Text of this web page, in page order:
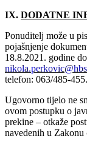
IX. DODATNE
Ponuditelj može u
pojašnjenje
18.8.2021‎. godine
telefon: 063/485-455.
Ugovorno tijelo ne
ovom postupku o
prekine – otkaže
navedenih u Zakonu